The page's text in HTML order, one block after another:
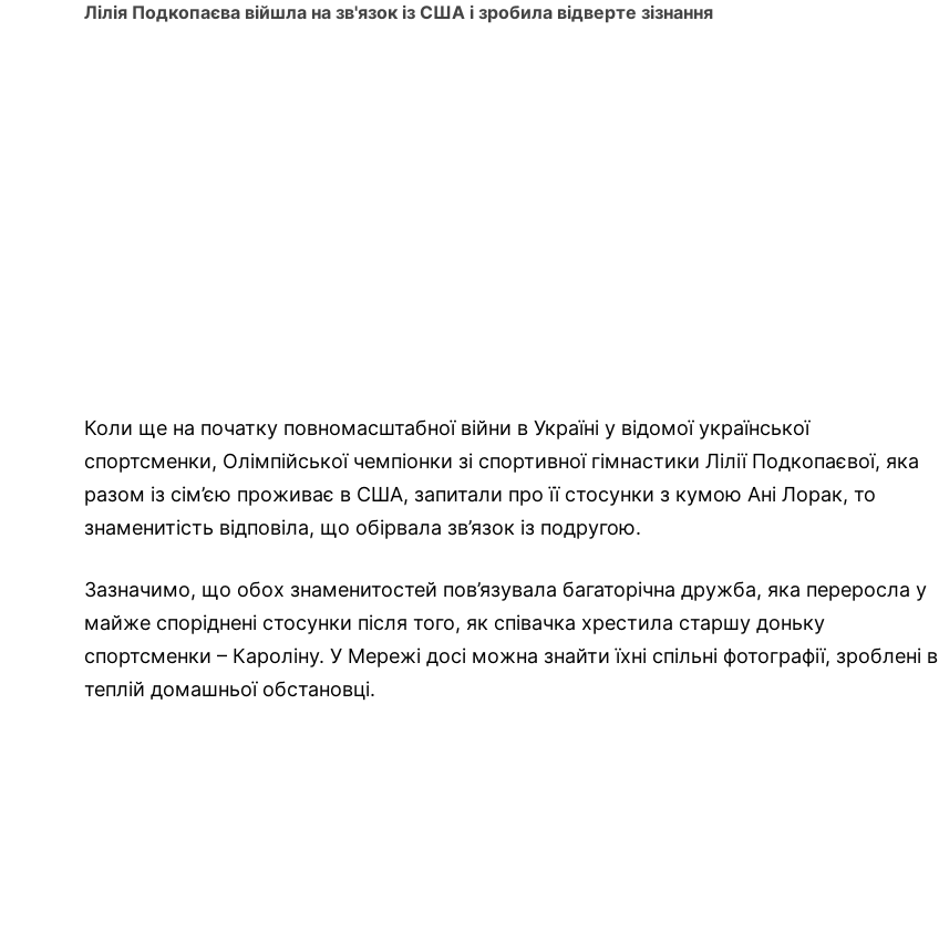
Лілія Подкопаєва війшла на зв'язок із США і зробила відверте зізнання
Коли ще на початку повномасштабної війни в Україні у відомої української
спортсменки, Олімпійської чемпіонки зі спортивної гімнастики Лілії Подкопаєвої, яка
разом із сім’єю проживає в США, запитали про її стосунки з кумою Ані Лорак, то
знаменитість відповіла, що обірвала зв’язок із подругою.
Зазначимо, що обох знаменитостей пов’язувала багаторічна дружба, яка переросла у
майже споріднені стосунки після того, як співачка хрестила старшу доньку
спортсменки – Кароліну. У Мережі досі можна знайти їхні спільні фотографії, зроблені в
теплій домашньої обстановці.